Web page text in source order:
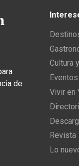
de
Cultura
Vivir en
Revista
Lo